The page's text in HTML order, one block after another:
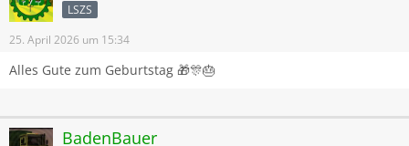
LSZS
25. April 2026 um 15:34
Alles Gute zum Geburtstag 🎁🎊🎂
BadenBauer